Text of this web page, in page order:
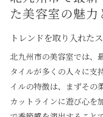
た美容室の魅力
トレンドを取り入れた
北九州市の美容室では、
タイルが多くの人々に支
イルの特徴は、まずその
カットラインに遊び心を